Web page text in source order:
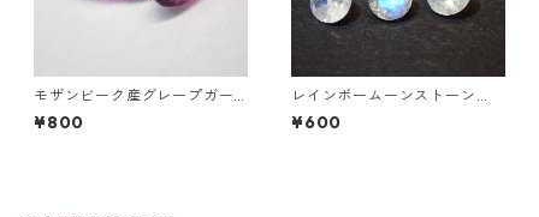
モザンビーク産グレープガー
ネット オーバルカットルース
0.3ct前後 5 mm*3mm前後
¥800
レインボームーンストーン
（アンデシン/ホワイトラブラ
ドライト）0.25ct前後 4.0m
¥600